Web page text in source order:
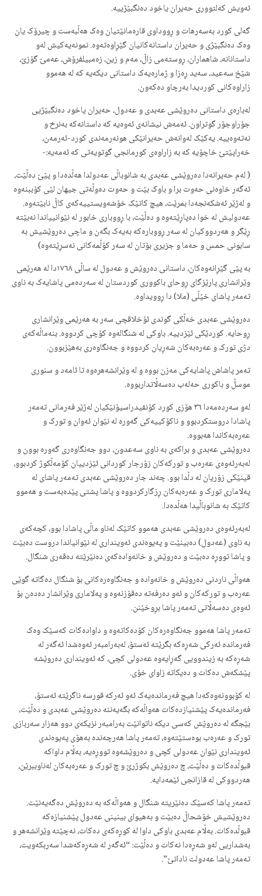
ئەویش کەلتووری حەیران یاخود دەنگبێژییە.
گەلی کورد بەسەرهات و ڕووداوی قارەمانێتیان وەک هەڵبەست و چیرۆک یان
وەک دەنگبێژی و حەیران داستانەکانیان گێڕاوەتەوە. نمونەیەکیش لەو
داستانانە، شاهماران، ڕوستەمی زاڵ، مەم و زین، زەمبیلفرۆش، عەمێ گۆزێ،
شێخ سەعید، سەید ڕەزا و ژمارەیەک داستانی دیکەیە کە لە هەموو
زاراوەکانی کوردیدا بەرچاو دەکەون.
لەبارەی داستانی دەروێشی عەبدی و عەدول، حەیران یاخود دەنگبێژیی
جۆراوجۆر گوتراون. ئەمەش نیشانەی ئەوەیە کە داستانەکە بەنرخ و
نەتەوەییە. یەکێک لەوانەش حەیرانێکی هونەرمەندی کورد-ئەرمەن،
خەراپێتێ خاچۆیە کە بە زاراوەی کورمانجی گوتویەتی کە ئەمەیە:-
( لەم حەیرانەدا دەروێشی عەبدی بە شانوباڵی عەدولدا هەڵدەدا و پێێ دەڵێت،
ئەگەر خاوەنی حەوت برا و باوک بێت و حەوت دەوڵەتی جیهان لێی کۆببنەوە
و لەژێر ئەشکەنجەدا بمرێت، هیچ کاتێک خۆشەویستییەکەی کاڵ نابێتەوە.
عەدولیش لە خوا دەپاڕێتەوە و دەڵێت، با ڕووباری خابور لە نێوانییاندا نەبێتە
ڕێگر و هەردووکیان لە سەر ڕووبارەکە بەیەک بگەن و ماچی دەروێشیش بە
سابونی حمس و حەما و جزیری بۆتان لە سەر کۆڵمەکانی نەسڕێتەوە)
بە پێی گێڕانەوەکان، داستانی دەروێش و عەدول لە ساڵی ١٧٦٨دا لە هەرێمی
وێرانشاری پارێزگای ڕوحای باکووری کوردستان لە سەردەمی پاشایەک بە ناوی
تەمەر پاشای خێڵی (ملا) دا ڕوویداوە.
دەروێشی عەبدی خەڵکی گوندی ئۆخلاقچی سەر بە هەرێمی وێرانشاری
ڕوحایە. کوردێکی ئێزدییە. باوکی لە شنگالەوە کۆچی کردووە. بنەماڵەکەی
دژی تورک و عەرەبەکان شەڕیان کردووە و جەنگاوەری بەهێزبوون.
تەمر پاشاش پاشایەکی مەزن بووە و لە وێرانشەهرەوە تا ئامەد و سنوری
موسڵ و باکوری حەلەب دەسەڵاتداربووە.
لەو سەردەمەدا ٣٦ هۆزی کورد کۆنفیدراسیۆنێکیان لەژێر فەرمانی تەمەر
پاشادا دروستکردبوو و ناکۆکییەکی گەورە لە نێوان ئەوان و تورک و
عەرەبەکاندا هەبووە.
دەروێشی عەبدی و براکەی بە ناوی سەعدون، دوو جەنگاوەری گەورە بوون و
لەبەرئەوەی عەرەب و تورکەکان زۆرجار کوردانی ئێزدییان کۆمەڵکوژ کردبوو،
قینێکی زۆریان لە دڵدا بوو. چەند جار دەروێشی عەبدی تەمەر پاشای لە
پەلاماری تورک و عەرەبەکان ڕزگارکردووە و پاشا پشتی پێدەبەست و هەموو
کاتێک بە شانوباڵیدا هەڵدەدا.
لەبەرئەوەی دەروێشی عەبدی هەموو کاتێک لەناو ماڵی پاشادا بوو، کچەکەی
بە ناوی (عەدول) دەبینێت و پەیوەندی ئەوینداری لە نێوانیاندا دروست دەبێت
و پاشا تووڕە دەبێت و دەروێش و خانەوادەکەی دەنێرێتە دەڤەری شنگال.
هەواڵی ناردنی دەروێش و خانەوادە و جەنگاوەرەکانی بۆ شنگال دەگاتە گوێی
عەرەب و تورکەکان و ئەو دەرفەتە دەقۆزنەوە و پەلاماری وێرانشار دەدەن بۆ
ئەوەی دەسەڵاتی تەمەر پاشا بڕوخێنن.
تەمەر پاشا هەموو جەنگاوەرەکان کۆدەکاتەوە و داوادەکات کەسێک وەک
فەرماندە ئەرکی شەڕەکە بگرێتە ئەستۆ، لەبەرامبەر ئەوەشدا ئەگەر لە
شەڕەکە بە زیندوویی گەڕایەوە عەدولی کچی، کە ئەوینداری دەروێشە
پێشکەش دەکات و دەیکاتە زاوای خۆی.
لە کۆبوونەوەکەدا هیچ فەرماندەیەک ئەو ئەرکە قورسە ناگرێتە ئەستۆ،
فەرماندەیەک پێشنیازدەکات هەواڵەکە بگەیەننە دەروێشی عەبدی و دەڵێت،
بێجگە لە دەروێش کەسی دیکە ناتوانێت بەرامبەر نزیکەی دوو هەزار سەربازی
تورک و عەرەب بوەستێتەوە، تەمەر پاشا هەرچەندە بەهۆی پەیوەندی
ئەوینداری نێوان عەدولی کچی و دەروێشەوە تووڕەیە، بەڵام داواکە
قبوڵدەکات و دەڵێت، چ دەروێش بکوژرێ و چ تورک و عەرەبەکان لەناوببرێن،
هەردووکی لە قازانجی ئێمەدایە.
تەمەر پاشا کەسێک دەنێریتە شنگال و هەواڵەکە بە دەروێش دەگەیەنێت.
دەروێشیش خۆشحاڵ دەبێت و بەهیوای بینینی عەدول پێشنیازەکە
قبوڵدەکات. بەڵام عەبدی باوکی داوا لە کوڕەکەی دەکات، نەچێتە وێرانشەهر و
بەشداریی لەو شەڕەدا نەکات و دەڵێت: “ئەگەر لە شەڕەکەشدا سەربکەویت،
تەمەر پاشا عەدولت ناداتێ”.